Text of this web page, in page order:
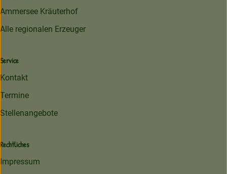
Ammersee Kräuterhof
Alle regionalen Erzeuger
Service
Kontakt
Termine
Stellenangebote
Rechtliches
Impressum